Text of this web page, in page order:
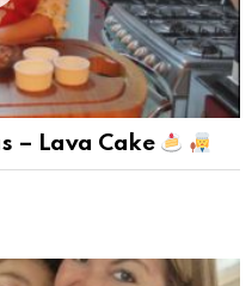
– Lava Cake